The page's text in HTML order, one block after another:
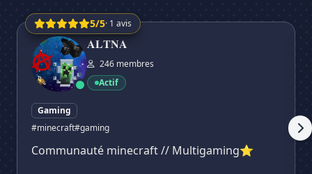
5/5· 1 avis
𝐀𝐋𝐓𝐍𝐀
𝐀𝐋𝐓𝐍𝐀
246 membres
Actif
Gaming
#minecraft#gaming
Communauté minecraft // Multigaming⭐